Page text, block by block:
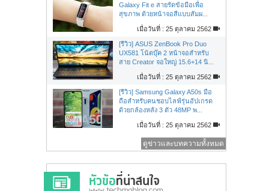
Galaxy Fit e สายรัดข้อมือเพื่อ
สุขภาพ ด้วยหน้าจอสีแบบสัมผ...
เมื่อวันที่ : 25 ตุลาคม 2562
[รีวิว] ASUS ZenBook Pro Duo
UX581 โน้ตบุ๊ค 2 หน้าจอสำหรับ
สาย Creator จอใหญ่ 15.6+14 นิ...
เมื่อวันที่ : 25 ตุลาคม 2562
[รีวิว] Samsung Galaxy A50s มือ
ถือสำหรับคนชอบไลฟ์รุ่นอัปเกรด
ด้วยกล้องหลัง 3 ตัว 48MP พ...
เมื่อวันที่ : 25 ตุลาคม 2562
ดูข่าวและบทความทั้งหมด